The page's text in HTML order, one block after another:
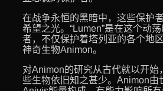
在战争永恒的黑暗中，这些保护
希望之光。“Lumen”是在这个动
者，不仅保护着塔列亚的各个地
神奇生物Animon。
对Animon的研究从古代就以开始
些生物依旧知之甚少。Animon由